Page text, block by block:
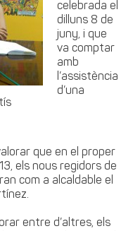
celebrada el
dilluns 8 de
juny, i que
va comptar
amb
l’assistència
d’una
que en el proper
els nous regidors de
com a alcaldable el
entre d’altres, els